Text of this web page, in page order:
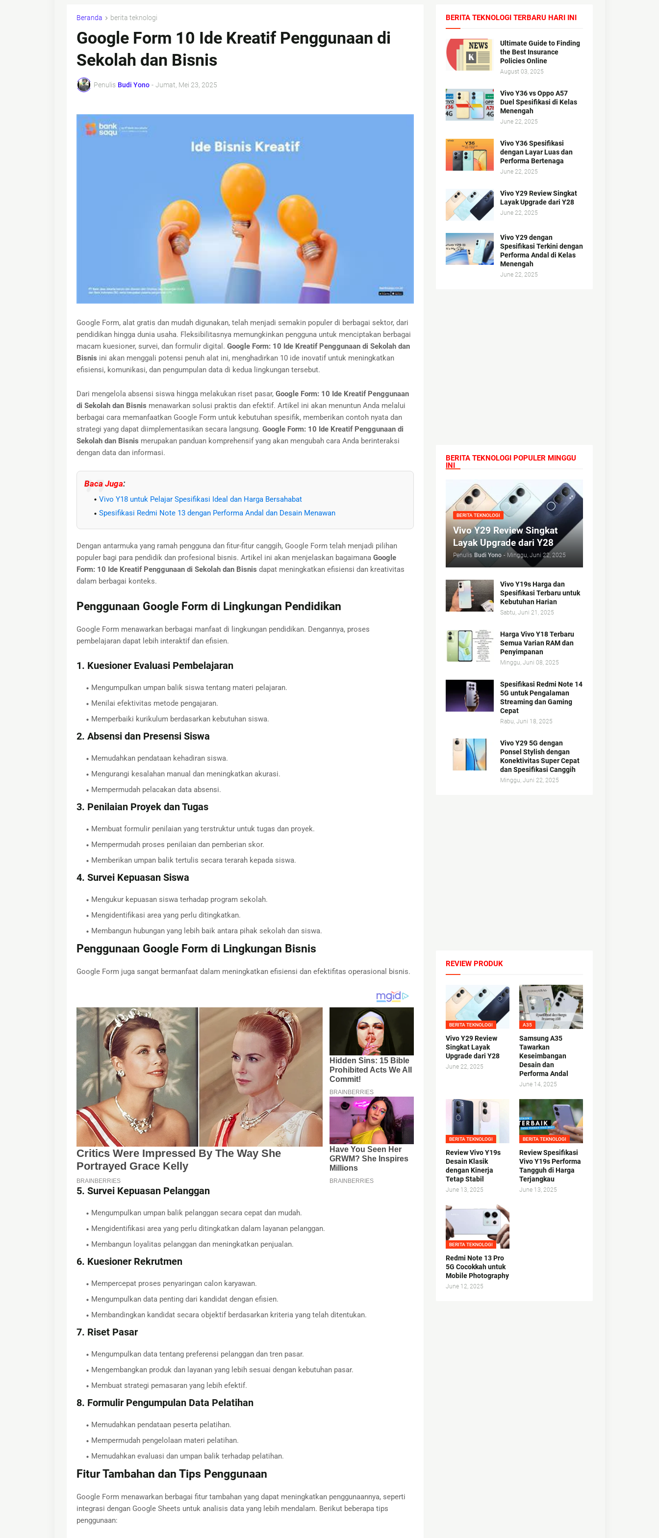
Beranda berita teknologi
Google Form 10 Ide Kreatif Penggunaan di
Sekolah dan Bisnis
Penulis Budi Yono - Jumat, Mei 23, 2025
Google Form, alat gratis dan mudah digunakan, telah menjadi semakin populer di berbagai sektor, dari
pendidikan hingga dunia usaha. Fleksibilitasnya memungkinkan pengguna untuk menciptakan berbagai
macam kuesioner, survei, dan formulir digital. Google Form: 10 Ide Kreatif Penggunaan di Sekolah dan
Bisnis ini akan menggali potensi penuh alat ini, menghadirkan 10 ide inovatif untuk meningkatkan
efisiensi, komunikasi, dan pengumpulan data di kedua lingkungan tersebut.
Dari mengelola absensi siswa hingga melakukan riset pasar, Google Form: 10 Ide Kreatif Penggunaan
di Sekolah dan Bisnis menawarkan solusi praktis dan efektif. Artikel ini akan menuntun Anda melalui
berbagai cara memanfaatkan Google Form untuk kebutuhan spesifik, memberikan contoh nyata dan
strategi yang dapat diimplementasikan secara langsung. Google Form: 10 Ide Kreatif Penggunaan di
Sekolah dan Bisnis merupakan panduan komprehensif yang akan mengubah cara Anda berinteraksi
dengan data dan informasi.
Baca Juga:
Vivo Y18 untuk Pelajar Spesifikasi Ideal dan Harga Bersahabat
Spesifikasi Redmi Note 13 dengan Performa Andal dan Desain Menawan
Dengan antarmuka yang ramah pengguna dan fitur-fitur canggih, Google Form telah menjadi pilihan
populer bagi para pendidik dan profesional bisnis. Artikel ini akan menjelaskan bagaimana Google
Form: 10 Ide Kreatif Penggunaan di Sekolah dan Bisnis dapat meningkatkan efisiensi dan kreativitas
dalam berbagai konteks.
Penggunaan Google Form di Lingkungan Pendidikan
Google Form menawarkan berbagai manfaat di lingkungan pendidikan. Dengannya, proses
pembelajaran dapat lebih interaktif dan efisien.
1. Kuesioner Evaluasi Pembelajaran
Mengumpulkan umpan balik siswa tentang materi pelajaran.
Menilai efektivitas metode pengajaran.
Memperbaiki kurikulum berdasarkan kebutuhan siswa.
2. Absensi dan Presensi Siswa
Memudahkan pendataan kehadiran siswa.
Mengurangi kesalahan manual dan meningkatkan akurasi.
Mempermudah pelacakan data absensi.
3. Penilaian Proyek dan Tugas
Membuat formulir penilaian yang terstruktur untuk tugas dan proyek.
Mempermudah proses penilaian dan pemberian skor.
Memberikan umpan balik tertulis secara terarah kepada siswa.
4. Survei Kepuasan Siswa
Mengukur kepuasan siswa terhadap program sekolah.
Mengidentifikasi area yang perlu ditingkatkan.
Membangun hubungan yang lebih baik antara pihak sekolah dan siswa.
Penggunaan Google Form di Lingkungan Bisnis
Google Form juga sangat bermanfaat dalam meningkatkan efisiensi dan efektifitas operasional bisnis.
5. Survei Kepuasan Pelanggan
Mengumpulkan umpan balik pelanggan secara cepat dan mudah.
Mengidentifikasi area yang perlu ditingkatkan dalam layanan pelanggan.
Membangun loyalitas pelanggan dan meningkatkan penjualan.
6. Kuesioner Rekrutmen
Mempercepat proses penyaringan calon karyawan.
Mengumpulkan data penting dari kandidat dengan efisien.
Membandingkan kandidat secara objektif berdasarkan kriteria yang telah ditentukan.
7. Riset Pasar
Mengumpulkan data tentang preferensi pelanggan dan tren pasar.
Mengembangkan produk dan layanan yang lebih sesuai dengan kebutuhan pasar.
Membuat strategi pemasaran yang lebih efektif.
8. Formulir Pengumpulan Data Pelatihan
Memudahkan pendataan peserta pelatihan.
Mempermudah pengelolaan materi pelatihan.
Memudahkan evaluasi dan umpan balik terhadap pelatihan.
Fitur Tambahan dan Tips Penggunaan
Google Form menawarkan berbagai fitur tambahan yang dapat meningkatkan penggunaannya, seperti
integrasi dengan Google Sheets untuk analisis data yang lebih mendalam. Berikut beberapa tips
penggunaan:
BERITA TEKNOLOGI TERBARU HARI INI
Ultimate Guide to Finding
the Best Insurance
Policies Online
August 03, 2025
Vivo Y36 vs Oppo A57
Duel Spesifikasi di Kelas
Menengah
June 22, 2025
Vivo Y36 Spesifikasi
dengan Layar Luas dan
Performa Bertenaga
June 22, 2025
Vivo Y29 Review Singkat
Layak Upgrade dari Y28
June 22, 2025
Vivo Y29 dengan
Spesifikasi Terkini dengan
Performa Andal di Kelas
Menengah
June 22, 2025
BERITA TEKNOLOGI POPULER MINGGU
INI
BERITA TEKNOLOGI
Vivo Y29 Review Singkat
Layak Upgrade dari Y28
Penulis Budi Yono - Minggu, Juni 22, 2025
Vivo Y19s Harga dan
Spesifikasi Terbaru untuk
Kebutuhan Harian
Sabtu, Juni 21, 2025
Harga Vivo Y18 Terbaru
Semua Varian RAM dan
Penyimpanan
Minggu, Juni 08, 2025
Spesifikasi Redmi Note 14
5G untuk Pengalaman
Streaming dan Gaming
Cepat
Rabu, Juni 18, 2025
Vivo Y29 5G dengan
Ponsel Stylish dengan
Konektivitas Super Cepat
dan Spesifikasi Canggih
Minggu, Juni 22, 2025
REVIEW PRODUK
BERITA TEKNOLOGI
Vivo Y29 Review
Singkat Layak
Upgrade dari Y28
June 22, 2025
A35
Samsung A35
Tawarkan
Keseimbangan
Desain dan
Performa Andal
June 14, 2025
BERITA TEKNOLOGI
Review Vivo Y19s
Desain Klasik
dengan Kinerja
Tetap Stabil
June 13, 2025
BERITA TEKNOLOGI
Review Spesifikasi
Vivo Y19s Performa
Tangguh di Harga
Terjangkau
June 13, 2025
BERITA TEKNOLOGI
Redmi Note 13 Pro
5G Cocokkah untuk
Mobile Photography
June 12, 2025